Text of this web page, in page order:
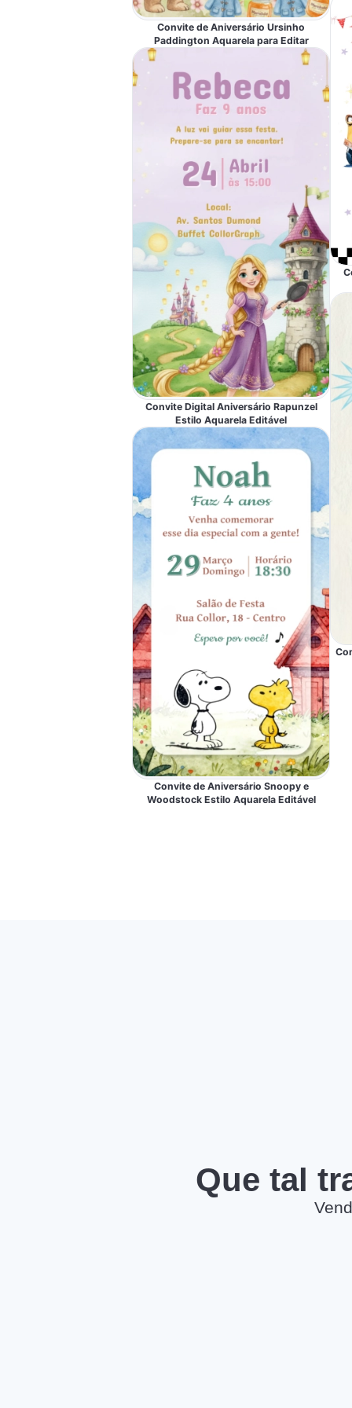
Convite de Aniversário Ursinho
Paddington Aquarela para Editar
Convite Digital Aniversário Rapunzel
Estilo Aquarela Editável
Convite de Aniversário Snoopy e
Woodstock Estilo Aquarela Editável
Que tal